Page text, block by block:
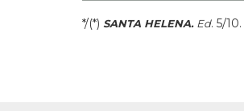
*/(*) SANTA HELENA. Ed. 5/10.